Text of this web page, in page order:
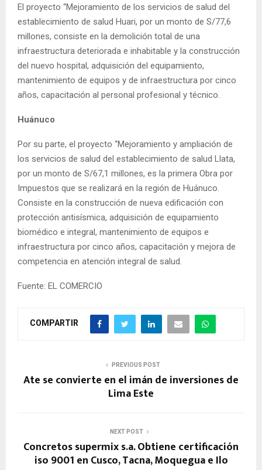
El proyecto “Mejoramiento de los servicios de salud del
establecimiento de salud Huari, por un monto de S/77,6
millones, consiste en la demolición total de una
infraestructura deteriorada e inhabitable y la construcción
del nuevo hospital, adquisición del equipamiento,
mantenimiento de equipos y de infraestructura por cinco
años, capacitación al personal profesional y técnico.
Huánuco
Por su parte, el proyecto “Mejoramiento y ampliación de
los servicios de salud del establecimiento de salud Llata,
por un monto de S/67,1 millones, es la primera Obra por
Impuestos que se realizará en la región de Huánuco.
Consiste en la construcción de nueva edificación con
protección antisísmica, adquisición de equipamiento
biomédico e integral, mantenimiento de equipos e
infraestructura por cinco años, capacitación y mejora de
competencia en atención integral de salud.
Fuente: EL COMERCIO
COMPARTIR
PREVIOUS POST
Ate se convierte en el imán de inversiones de
Lima Este
NEXT POST
Concretos supermix s.a. Obtiene certificación
iso 9001 en Cusco, Tacna, Moquegua e Ilo